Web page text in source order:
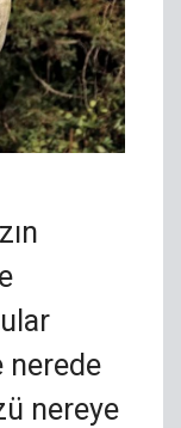
nerede
nereye